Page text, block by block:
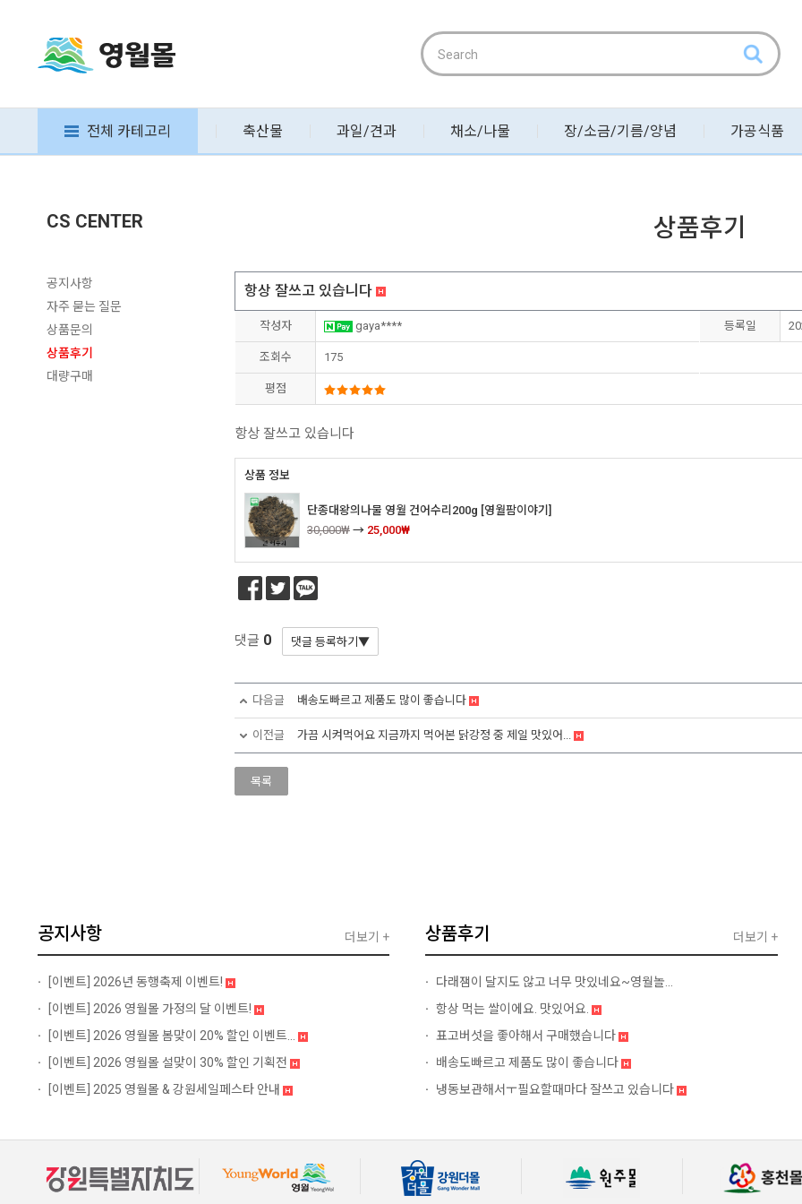
전체 카테고리 축산물 과일/견과 채소/나물 장/소금/기름/양념 가공식품
CS CENTER
공지사항
자주 묻는 질문
상품문의
상품후기
대량구매
상품후기
항상 잘쓰고 있습니다
작성자 gaya**** 등록일
조회수 175
평점
항상 잘쓰고 있습니다
상품 정보
단종대왕의나물 영월 건어수리200g [영월팜이야기]
30,000₩ → 25,000₩
댓글 0
다음글 배송도빠르고 제품도 많이 좋습니다
이전글 가끔 시켜먹어요 지금까지 먹어본 닭강정 중 제일 맛있어...
목록
공지사항
[이벤트] 2026년 동행축제 이벤트!
[이벤트] 2026 영월몰 가정의 달 이벤트!
[이벤트] 2026 영월몰 봄맞이 20% 할인 이벤트...
[이벤트] 2026 영월몰 설맞이 30% 할인 기획전
[이벤트] 2025 영월몰 & 강원세일페스타 안내
더보기 + 상품후기
다래잼이 달지도 않고 너무 맛있네요~영월놀...
항상 먹는 쌀이에요. 맛있어요.
표고버섯을 좋아해서 구매했습니다
배송도빠르고 제품도 많이 좋습니다
냉동보관해서ㅜ필요할때마다 잘쓰고 있습니다
더보기 +